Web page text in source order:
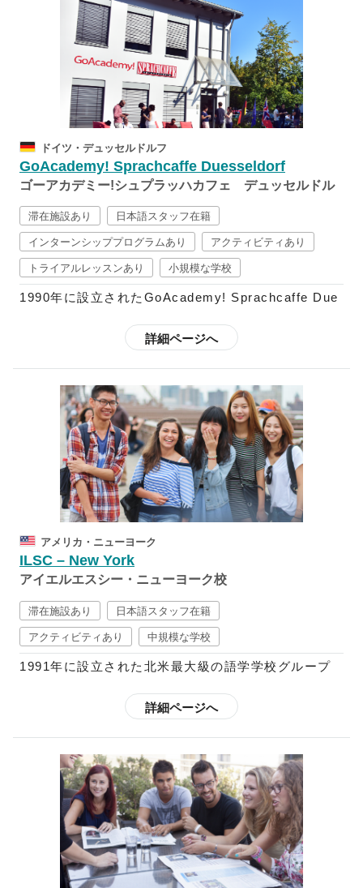
ルですが、質の高さはスペインでも有名な認定機関に
高く評価されています。一般スペイン語コースだけで
なく、会話コースやDELE試験対策コース、大学進学
準備コースなどの様々なコースを提供しているので、
初心者から上級者まで幅広いニーズに対応することが
可能で、授業では、スペイン語を最も効果的に習得す
て、基礎からしっかりとスペイン語を学んでいきま
す。
週に3回ほど行われるアクティビティでは、バルセロ
ナ市内の文化的行事や市内観光はもちろん、ヨガクラ
スやマーケットへ行ったりなど、学生たちが学校外で
もスペイン語を話す機会を設けられるように企画され
ており、さらに、日本人のスタッフも常駐しているの
とがあった時に日本語で相談することも可能です。
ドイツ・デュッセルドルフ
GoAcademy! Sprachcaffe Duesseldorf
ゴーアカデミー!シュプラッハカフェ デュッセルドル
フ校
滞在施設あり 日本語スタッフ在籍
インターンシッププログラムあり アクティビティあり
トライアルレッスンあり 小規模な学校
1990年に設立されたGoAcademy! Sprachcaffe Due
ドルフ市の中心部に位置しており、学校では、留学生
「楽しみながら学ぶことが最も効果的な学習」と考え
ているGoAcademy! Sprachcaffe Duesseldorfの授
業では、経験豊富な教師陣がテキストや様々な資料を
応用して、学生たちが楽しみながら授業を受けられる
ように工夫されています。また、留学生向けのコース
には、一般的なドイツ語コースを始め、ドイツ語資格
コースなど幅広いコースを提供しているので、自身の
レベルやニーズに合わせることも可能です。
学生と教師・スタッフとの距離が近いアットホームな
雰囲気の学校で、日本語が話せるスタッフも常駐して
いるので、滞在中に何か困ったことがあった際には日
本語で相談することも可能です。
詳細ページへ
アメリカ・ニューヨーク
ILSC – New York
アイエルエスシー・ニューヨーク校
滞在施設あり 日本語スタッフ在籍
アクティビティあり 中規模な学校
1991年に設立された北米最大級の語学学校グループ
学生それぞれのニーズや興味のある分野で語学スキル
学校のカリキュラムとは異なり、授業は全て選択科目
となっています。
自分の英語レベルに応じて、豊富なプログラムとコー
スの中から、興味のあることや目標、集中して勉強し
たいことものなどを組み合わせて学習スケジュールを
計画することができるので、自分に合ったオーダーメ
詳細ページへ